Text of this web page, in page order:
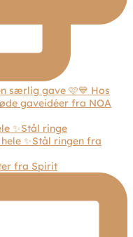
✨Stål ringe
fra Spirit